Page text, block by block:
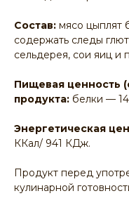
Состав: мясо цыплят
содержать следы
сельдерея, сои яиц и
Пищевая ценность
продукта: белки —
Энергетическая
ККал/ 941 КДж.
Продукт перед
кулинарной